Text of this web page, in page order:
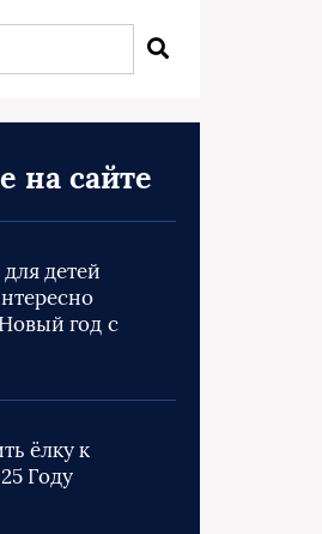
на сайте
детей
год с
ёлку к
Году